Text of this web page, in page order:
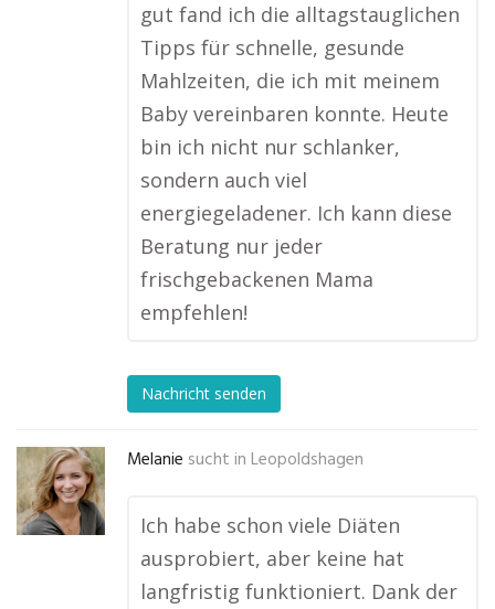
gut fand ich die alltagstauglichen
Tipps für schnelle, gesunde
Mahlzeiten, die ich mit meinem
Baby vereinbaren konnte. Heute
bin ich nicht nur schlanker,
sondern auch viel
energiegeladener. Ich kann diese
Beratung nur jeder
frischgebackenen Mama
empfehlen!
Nachricht senden
Melanie sucht in Leopoldshagen
Ich habe schon viele Diäten
ausprobiert, aber keine hat
langfristig funktioniert. Dank der